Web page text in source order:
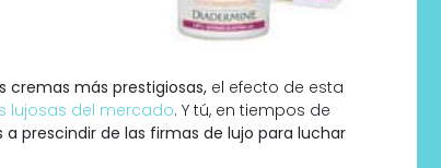
cremas más prestigiosas, el efecto de esta
lujosas del mercado. Y tú, en tiempos de
prescindir de las firmas de lujo para luchar